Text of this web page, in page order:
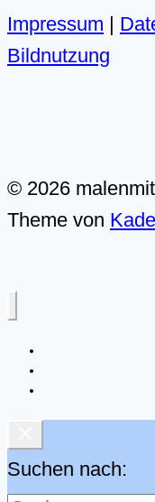
Impressum
Bildnutzung
© 2026
Theme von
Suchen nach: